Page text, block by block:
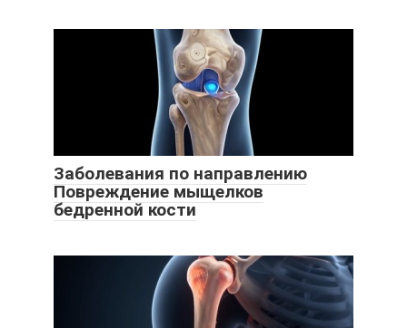
Заболевания по направлению
Повреждение мыщелков
бедренной кости